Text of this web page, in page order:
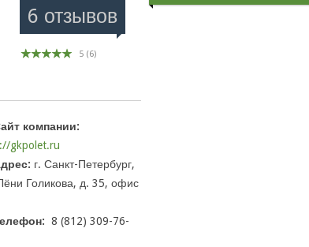
6 отзывов
5 (6)
компании:
gkpolet.ru
г. Санкт-Петербург,
Голикова, д. 35, офис
8 (812) 309-76-